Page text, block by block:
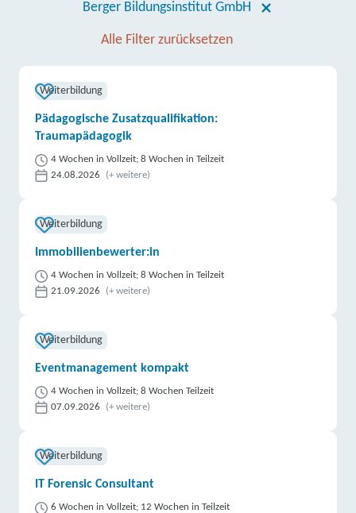
Berger Bildungsinstitut GmbH
Alle Filter zurücksetzen
Weiterbildung
Pädagogische Zusatzqualifikation:
Traumapädagogik
4 Wochen in Vollzeit; 8 Wochen in Teilzeit
24.08.2026
(+ weitere)
Weiterbildung
Immobilienbewerter:in
4 Wochen in Vollzeit; 8 Wochen in Teilzeit
21.09.2026
(+ weitere)
Weiterbildung
Eventmanagement kompakt
4 Wochen in Vollzeit; 8 Wochen Teilzeit
07.09.2026
(+ weitere)
Weiterbildung
IT Forensic Consultant
6 Wochen in Vollzeit; 12 Wochen in Teilzeit